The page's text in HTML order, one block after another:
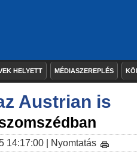
HELYETT MÉDIASZEREPLÉS
Austrian is
14:17:00 | Nyomtatás